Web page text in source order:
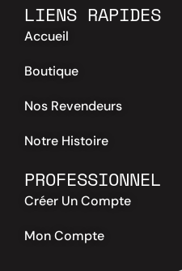
LIENS RAPIDES
Accueil
Boutique
Nos Revendeurs
Notre Histoire
PROFESSIONNEL
Créer Un Compte
Mon Compte